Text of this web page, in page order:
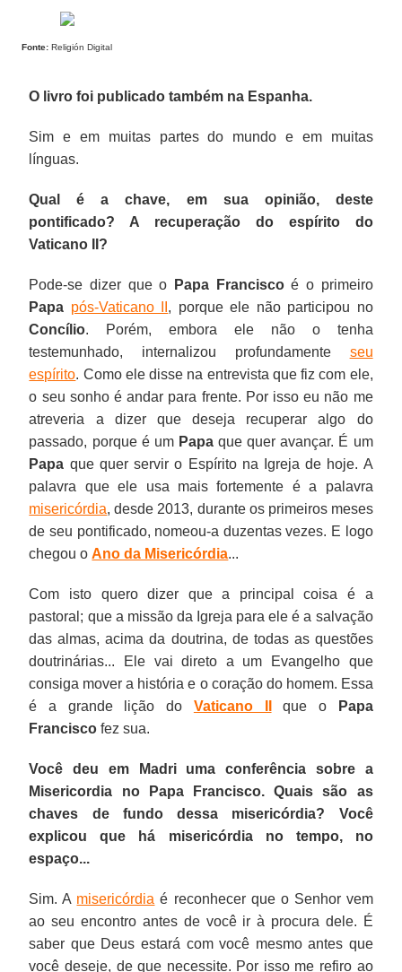
Fonte: Religión Digital
O livro foi publicado também na Espanha.
Sim e em muitas partes do mundo e em muitas
línguas.
Qual é a chave, em sua opinião, deste
pontificado? A recuperação do espírito do
Vaticano II?
Pode-se dizer que o Papa Franciscoé o primeiro
Papa pós-Vaticano II , porque ele não participou no
Concílio. Porém, embora ele não o tenha
testemunhado, internalizou profundamente seu
espírito. Como ele disse na entrevista que fiz com ele,
o seu sonho é andar para frente. Por isso eu não me
atreveria a dizer que deseja recuperar algo do
passado, porque é um Papaque quer avançar. É um
Papa que quer servir o Espírito na Igreja de hoje. A
palavra que ele usa mais fortemente é a palavra
misericórdia, desde 2013, durante os primeiros meses
de seu pontificado, nomeou-a duzentas vezes. E logo
chegou oAno da Misericórdia...
Com isto quero dizer que a principal coisa é a
pastoral; que a missão da Igreja para ele é a salvação
das almas, acima da doutrina, de todas as questões
doutrinárias... Ele vai direto a um Evangelho que
consiga mover a história e o coração do homem. Essa
é a grande lição do Vaticano II que o
Papa
Francisco fez sua.
Você deu em Madri uma conferência sobre a
Misericordia no Papa Francisco. Quais são as
chaves de fundo dessa misericórdia? Você
explicou que há misericórdia no tempo, no
espaço...
Sim. A misericórdia é reconhecer que o Senhor vem
ao seu encontro antes de você ir à procura dele. É
saber que Deus estará com você mesmo antes que
você deseje, de que necessite. Por isso me refiro ao